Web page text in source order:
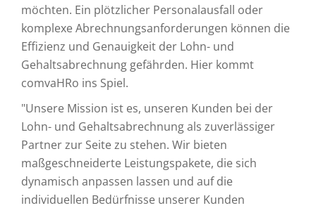
möchten. Ein plötzlicher Personalausfall oder
komplexe Abrechnungsanforderungen können die
Effizienz und Genauigkeit der Lohn- und
Gehaltsabrechnung gefährden. Hier kommt
comvaHRo ins Spiel.
"Unsere Mission ist es, unseren Kunden bei der
Lohn- und Gehaltsabrechnung als zuverlässiger
Partner zur Seite zu stehen. Wir bieten
maßgeschneiderte Leistungspakete, die sich
dynamisch anpassen lassen und auf die
individuellen Bedürfnisse unserer Kunden